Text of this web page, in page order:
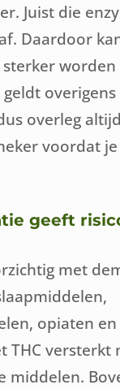
Juist die
Daardoor
overleg
voordat
geeft
met
opiaten
THC versterkt
middelen.